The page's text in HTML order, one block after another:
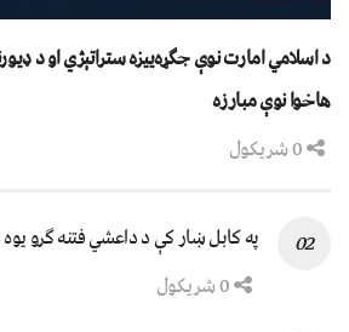
د اسلامي امارت نوې جګړه‌ییزه ستراتېژي او د
هاخوا نوې مبارزه
په کابل ښار کې د داعشي فتنه ګرو